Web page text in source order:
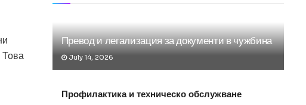
Това
Превод и легализация за документи в чужбина
July 14, 2026
Профилактика и техническо обслужване